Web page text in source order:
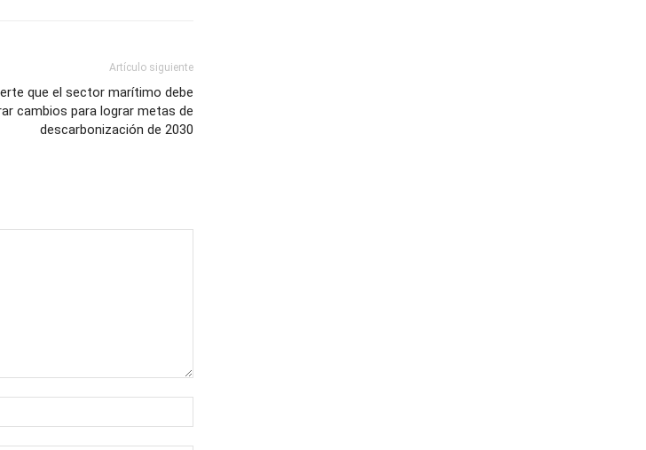
Artículo siguiente
que el sector marítimo debe
cambios para lograr metas de
descarbonización de 2030